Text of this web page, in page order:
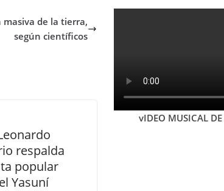
masiva de la tierra,
según científicos
respalda
popular
Yasuní
vIDEO MUSICAL